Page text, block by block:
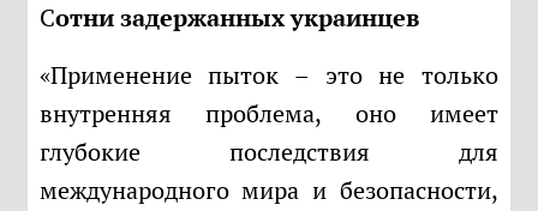
Сотни задержанных украинцев
«Применение пыток – это не только
внутренняя проблема, оно имеет
глубокие последствия для
международного мира и безопасности,